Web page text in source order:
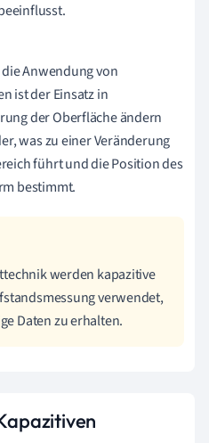
Anwendung von
ist der Einsatz in
der Oberfläche ändern
was zu einer Veränderung
führt und die Position des
bestimmt.
werden kapazitive
verwendet,
Daten zu erhalten.